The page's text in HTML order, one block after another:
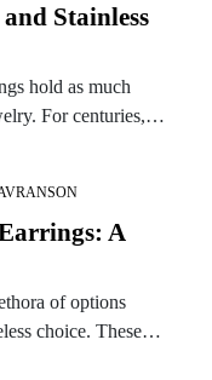
Stainless
hold as much
For centuries,…
A
of options
choice. These…